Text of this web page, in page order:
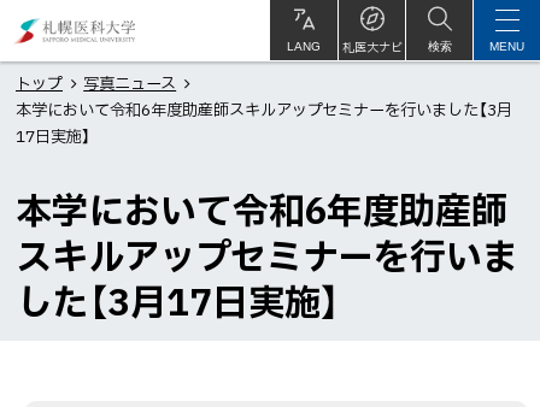
文
へ
メ
ニ
ー
医
科
LANG 札医大ナビ
サ
イ
検索 MENU
トップ
写真ニュース
本学において令和6年度助産師スキルアップセミナーを行いました【3月
17日実施】
本学において令和6年度助産師
スキルアップセミナーを行いま
した【3月17日実施】